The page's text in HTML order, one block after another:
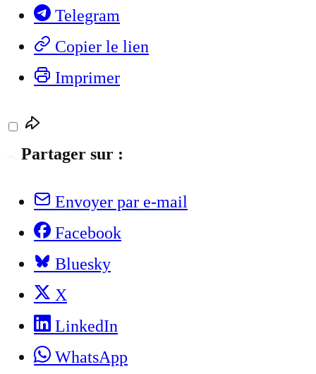
Telegram
Copier le lien
Imprimer
Partager sur :
Envoyer par e-mail
Facebook
Bluesky
X
LinkedIn
WhatsApp